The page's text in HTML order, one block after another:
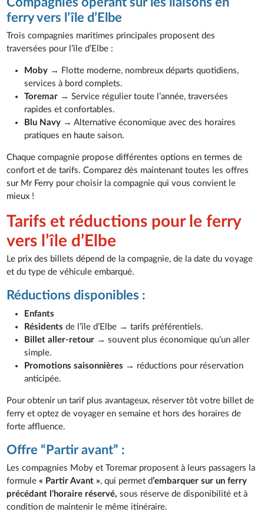
ferry vers l’île d’Elbe
Trois compagnies maritimes principales proposent des
traversées pour l’île d’Elbe :
Moby → Flotte moderne, nombreux départs quotidiens,
services à bord complets.
Toremar → Service régulier toute l’année, traversées
rapides et confortables.
Blu Navy → Alternative économique avec des horaires
pratiques en haute saison.
Chaque compagnie propose différentes options en termes de
confort et de tarifs. Comparez dès maintenant toutes les offres
sur Mr Ferry pour choisir la compagnie qui vous convient le
mieux !
Tarifs et réductions pour le ferry
vers l’île d’Elbe
Le prix des billets dépend de la compagnie, de la date du voyage
et du type de véhicule embarqué.
Réductions disponibles :
Enfants
Résidents de l’île d’Elbe → tarifs préférentiels.
Billet aller-retour → souvent plus économique qu’un aller
simple.
Promotions saisonnières → réductions pour réservation
anticipée.
Pour obtenir un tarif plus avantageux, réserver tôt votre billet de
ferry et optez de voyager en semaine et hors des horaires de
forte affluence.
Offre “Partir avant” :
Les compagnies Moby et Toremar proposent à leurs passagers la
formule« Partir Avant », qui permet d’embarquer sur un ferry
précédant l’horaire réservé, sous réserve de disponibilité et à
condition de maintenir le même itinéraire.